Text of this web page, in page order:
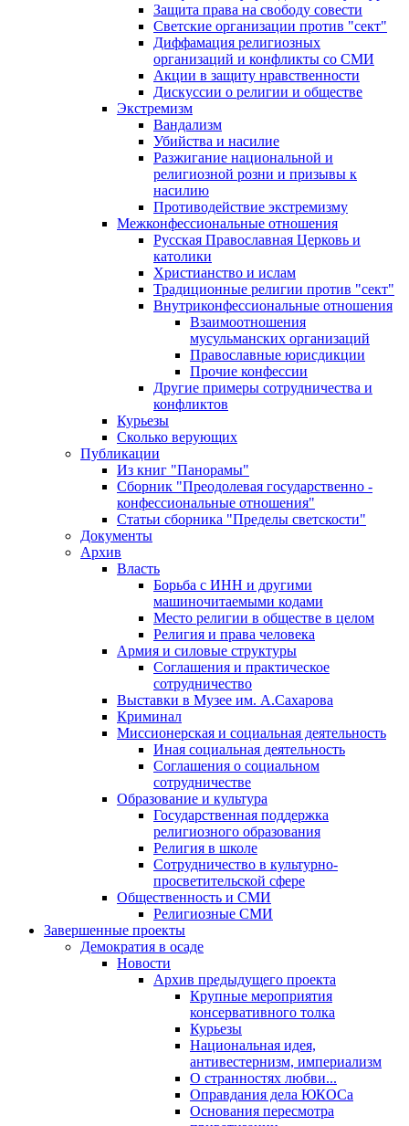
Защита права на свободу совести
Светские организации против "сект"
Диффамация религиозных
организаций и конфликты со СМИ
Акции в защиту нравственности
Дискуссии о религии и обществе
Экстремизм
Вандализм
Убийства и насилие
Разжигание национальной и
религиозной розни и призывы к
насилию
Противодействие экстремизму
Межконфессиональные отношения
Русская Православная Церковь и
католики
Христианство и ислам
Традиционные религии против "сект"
Внутриконфессиональные отношения
Взаимоотношения
мусульманских организаций
Православные юрисдикции
Прочие конфессии
Другие примеры сотрудничества и
конфликтов
Курьезы
Сколько верующих
Публикации
Из книг "Панорамы"
Сборник "Преодолевая государственно -
конфессиональные отношения"
Статьи сборника "Пределы светскости"
Документы
Архив
Власть
Борьба с ИНН и другими
машиночитаемыми кодами
Место религии в обществе в целом
Религия и права человека
Армия и силовые структуры
Соглашения и практическое
сотрудничество
Выставки в Музее им. А.Сахарова
Криминал
Миссионерская и социальная деятельность
Иная социальная деятельность
Соглашения о социальном
сотрудничестве
Образование и культура
Государственная поддержка
религиозного образования
Религия в школе
Сотрудничество в культурно-
просветительской сфере
Общественность и СМИ
Религиозные СМИ
Завершенные проекты
Демократия в осаде
Новости
Архив предыдущего проекта
Крупные мероприятия
консервативного толка
Курьезы
Национальная идея,
антивестернизм, империализм
О странностях любви...
Оправдания дела ЮКОСа
Основания пересмотра